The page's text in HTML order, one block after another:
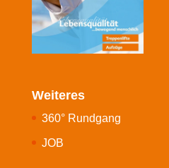
Weiteres
360° Rundgang
JOB